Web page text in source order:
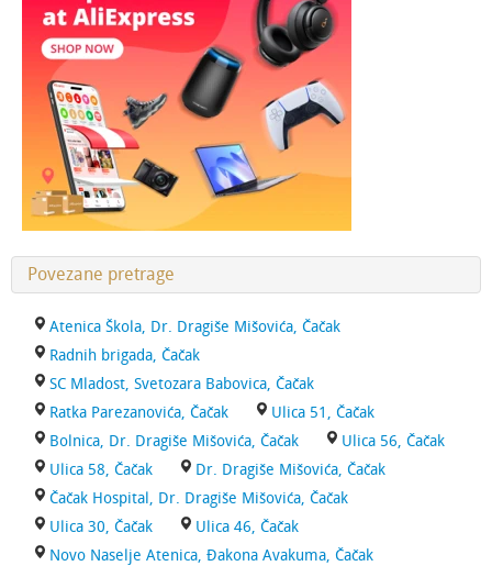
Povezane pretrage
Atenica Škola, Dr. Dragiše Mišovića, Čačak
Radnih brigada, Čačak
SC Mladost, Svetozara Babovica, Čačak
Ratka Parezanovića, Čačak
Ulica 51, Čačak
Bolnica, Dr. Dragiše Mišovića, Čačak
Ulica 56, Čačak
Ulica 58, Čačak
Dr. Dragiše Mišovića, Čačak
Čačak Hospital, Dr. Dragiše Mišovića, Čačak
Ulica 30, Čačak
Ulica 46, Čačak
Novo Naselje Atenica, Đakona Avakuma, Čačak